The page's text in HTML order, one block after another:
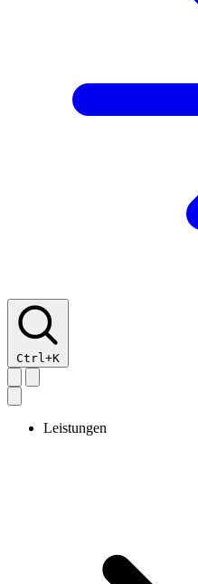
Ctrl+K
Leistungen